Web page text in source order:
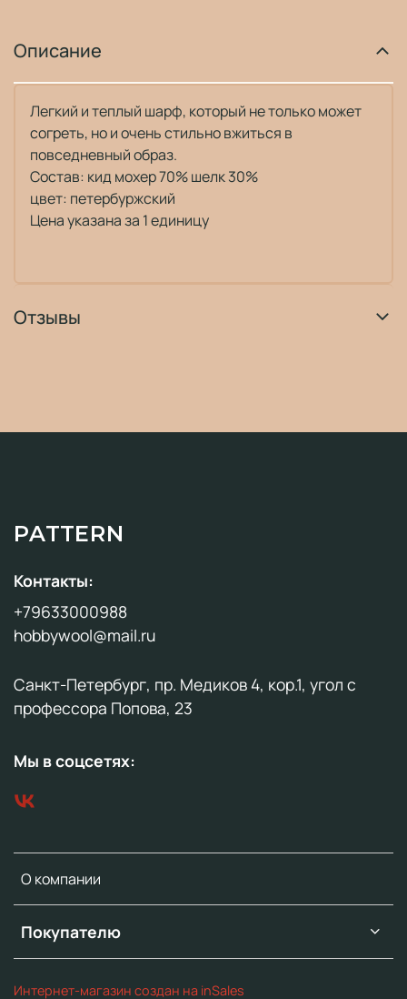
Описание
Легкий и теплый шарф, который не только может
согреть, но и очень стильно вжиться в
повседневный образ.
Состав: кид мохер 70% шелк 30%
цвет: петербуржский
Цена указана за 1 единицу
Отзывы
PATTERN
О компании
Покупателю
Контакты:
+79633000988
hobbywool@mail.ru
Санкт-Петербург, пр. Медиков 4, кор.1, угол с
профессора Попова, 23
Мы в соцсетях:
Интернет-магазин создан на inSales